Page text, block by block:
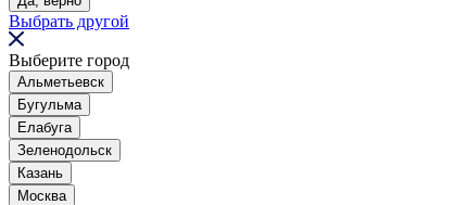
Выбрать другой
Выберите город
Альметьевск
Бугульма
Елабуга
Зеленодольск
Казань
Москва